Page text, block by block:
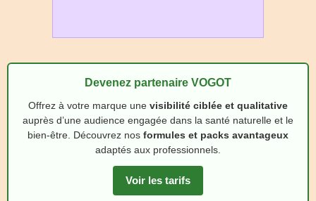
Devenez partenaire VOGOT
Offrez à votre marque une visibilité ciblée et qualitative
auprès d’une audience engagée dans la santé naturelle et le
bien‑être. Découvrez nos formules et packs avantageux
adaptés aux professionnels.
Voir les tarifs